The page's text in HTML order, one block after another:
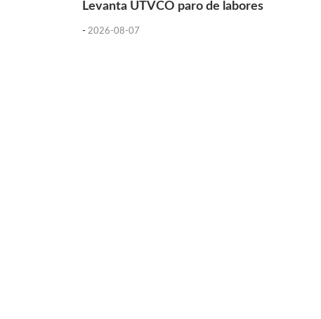
Levanta UTVCO paro de labores
- 2026-08-07